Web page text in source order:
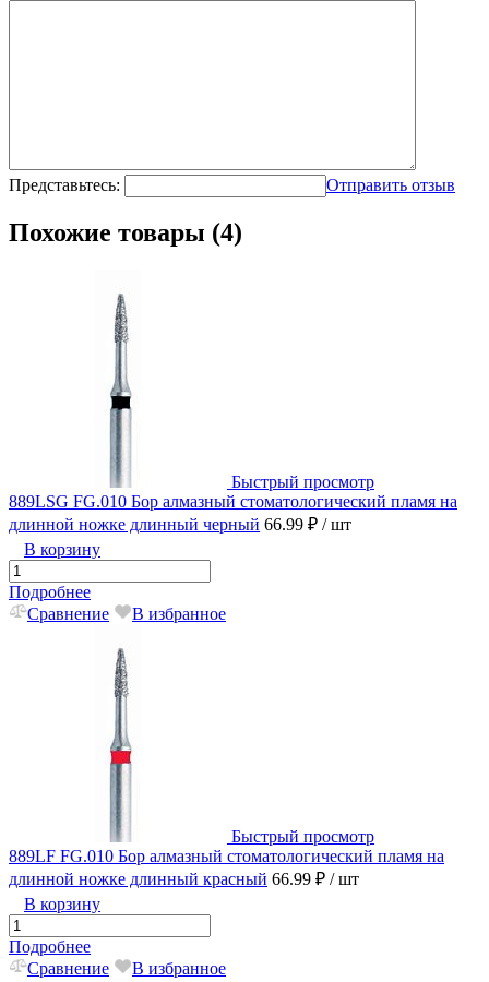
Представьтесь: Отправить отзыв
Похожие товары (4)
Быстрый просмотр
889LSG FG.010 Бор алмазный стоматологический пламя на
длинной ножке длинный черный 66.99 ₽ / шт
В корзину
Подробнее
Сравнение
В избранное
Быстрый просмотр
889LF FG.010 Бор алмазный стоматологический пламя на
длинной ножке длинный красный 66.99 ₽ / шт
В корзину
Подробнее
Сравнение
В избранное